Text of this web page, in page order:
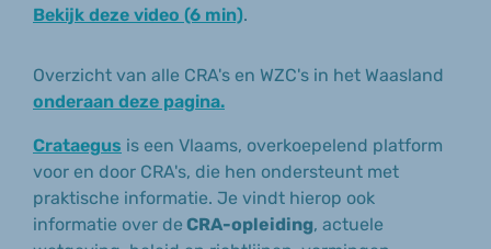
Bekijk deze video (6 min).
Overzicht van alle CRA's en WZC's in het Waasland
onderaan deze pagina.
Crataegus is een Vlaams, overkoepelend platform
voor en door CRA's, die hen ondersteunt met
praktische informatie. Je vindt hierop ook
informatie over de CRA-opleiding, actuele